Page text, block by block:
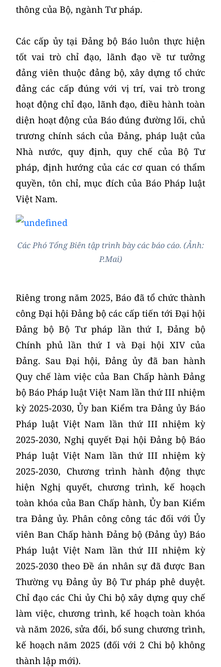
thông của Bộ, ngành Tư pháp.
Các cấp ủy tại Đảng bộ Báo luôn thực hiện
tốt vai trò chỉ đạo, lãnh đạo về tư tưởng
đảng viên thuộc đảng bộ, xây dựng tổ chức
đảng các cấp đúng với vị trí, vai trò trong
hoạt động chỉ đạo, lãnh đạo, điều hành toàn
diện hoạt động của Báo đúng đường lối, chủ
trương chính sách của Đảng, pháp luật của
Nhà nước, quy định, quy chế của Bộ Tư
pháp, định hướng của các cơ quan có thẩm
quyền, tôn chỉ, mục đích của Báo Pháp luật
Việt Nam.
Các Phó Tổng Biên tập trình bày các báo cáo. (Ảnh:
P.Mai)
Riêng trong năm 2025, Báo đã tổ chức thành
công Đại hội Đảng bộ các cấp tiến tới Đại hội
Đảng bộ Bộ Tư pháp lần thứ I, Đảng bộ
Chính phủ lần thứ I và Đại hội XIV của
Đảng. Sau Đại hội, Đảng ủy đã ban hành
Quy chế làm việc của Ban Chấp hành Đảng
bộ Báo Pháp luật Việt Nam lần thứ III nhiệm
kỳ 2025-2030, Ủy ban Kiểm tra Đảng ủy Báo
Pháp luật Việt Nam lần thứ III nhiệm kỳ
2025-2030, Nghị quyết Đại hội Đảng bộ Báo
Pháp luật Việt Nam lần thứ III nhiệm kỳ
2025-2030, Chương trình hành động thực
hiện Nghị quyết, chương trình, kế hoạch
toàn khóa của Ban Chấp hành, Ủy ban Kiểm
tra Đảng ủy. Phân công công tác đối với Ủy
viên Ban Chấp hành Đảng bộ (Đảng ủy) Báo
Pháp luật Việt Nam lần thứ III nhiệm kỳ
2025-2030 theo Đề án nhân sự đã được Ban
Thường vụ Đảng ủy Bộ Tư pháp phê duyệt.
Chỉ đạo các Chi ủy Chi bộ xây dựng quy chế
làm việc, chương trình, kế hoạch toàn khóa
và năm 2026, sửa đổi, bổ sung chương trình,
kế hoạch năm 2025 (đối với 2 Chi bộ không
thành lập mới).